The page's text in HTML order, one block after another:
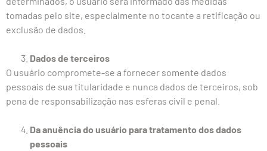
tomadas pelo site, especialmente no tocante a retificação ou
exclusão de dados.
Dados de terceiros
O usuário compromete-se a fornecer somente dados
pessoais de sua titularidade e nunca dados de terceiros, sob
pena de responsabilização nas esferas civil e penal.
Da anuência do usuário para tratamento dos dados
pessoais